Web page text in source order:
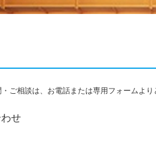
ご相談は、お電話または専用フォームよ
せ